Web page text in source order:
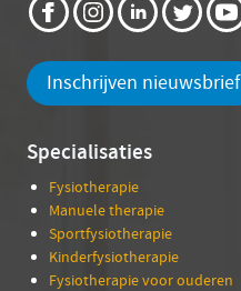
Inschrijven nieuwsbrief
Specialisaties
Fysiotherapie
Manuele therapie
Sportfysiotherapie
Kinderfysiotherapie
Fysiotherapie voor ouderen